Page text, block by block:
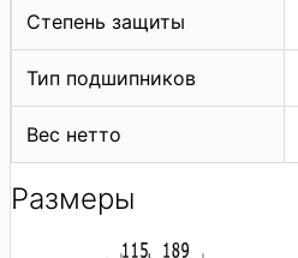
Степень защиты
Тип подшипников
Вес нетто
Размеры